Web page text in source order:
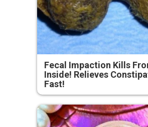
Fecal Impaction Kills
Inside! Relieves
Fast!